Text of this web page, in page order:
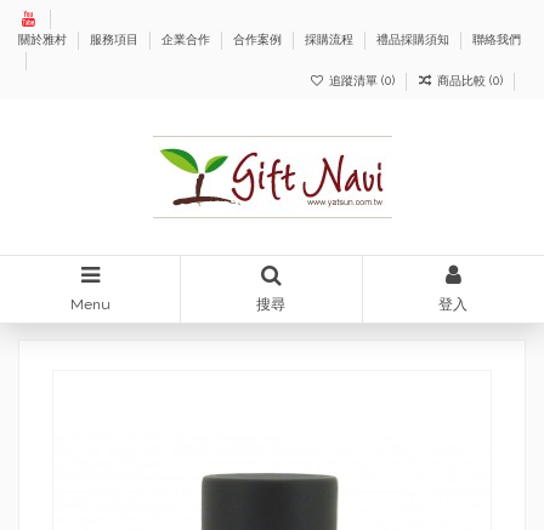
關於雅村 服務項目 企業合作 合作案例 採購流程 禮品採購須知 聯絡我們
追蹤清單 (0) 商品比較 (0)
Menu 搜尋 登入